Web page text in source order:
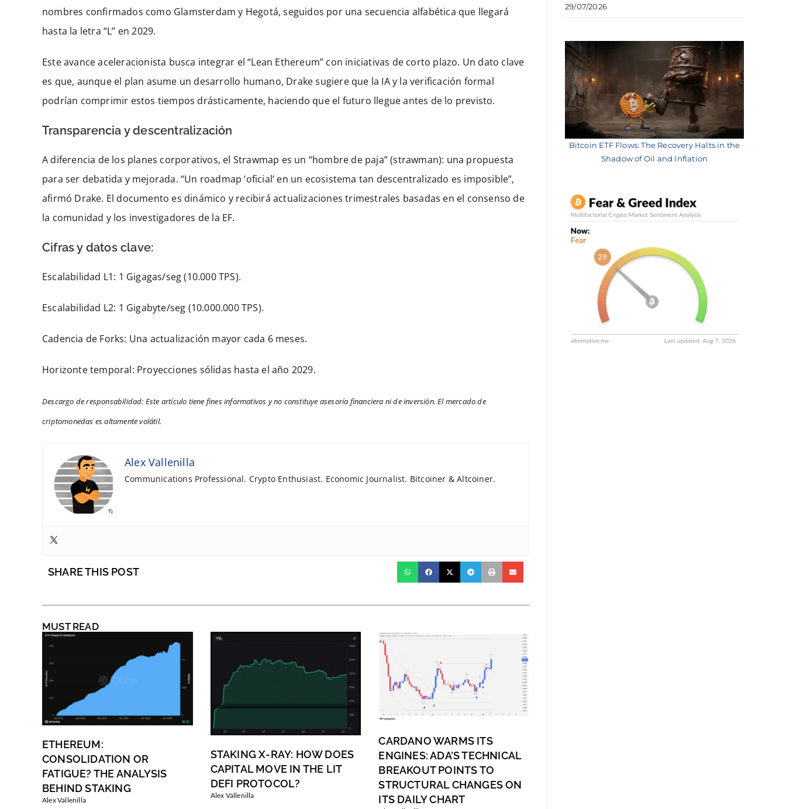
nombres confirmados como Glamsterdam y Hegotá, seguidos por una secuencia alfabética que llegará
hasta la letra “L” en 2029.
Este avance aceleracionista busca integrar el “Lean Ethereum” con iniciativas de corto plazo. Un dato clave
es que, aunque el plan asume un desarrollo humano, Drake sugiere que la IA y la verificación formal
podrían comprimir estos tiempos drásticamente, haciendo que el futuro llegue antes de lo previsto.
Transparencia y descentralización
A diferencia de los planes corporativos, el Strawmap es un “hombre de paja” (strawman): una propuesta
para ser debatida y mejorada. “Un roadmap ‘oficial’ en un ecosistema tan descentralizado es imposible”,
afirmó Drake. El documento es dinámico y recibirá actualizaciones trimestrales basadas en el consenso de
la comunidad y los investigadores de la EF.
Cifras y datos clave:
Escalabilidad L1: 1 Gigagas/seg (10.000 TPS).
Escalabilidad L2: 1 Gigabyte/seg (10.000.000 TPS).
Cadencia de Forks: Una actualización mayor cada 6 meses.
Horizonte temporal: Proyecciones sólidas hasta el año 2029.
Descargo de responsabilidad: Este artículo tiene fines informativos y no constituye asesoría financiera ni de inversión. El mercado de
criptomonedas es altamente volátil.
Alex Vallenilla
Communications Professional. Crypto Enthusiast. Economic Journalist. Bitcoiner & Altcoiner.
SHARE THIS POST
MUST READ
ETHEREUM:
CONSOLIDATION OR
FATIGUE? THE ANALYSIS
BEHIND STAKING
Alex Vallenilla
STAKING X-RAY: HOW DOES
CAPITAL MOVE IN THE LIT
DEFI PROTOCOL?
Alex Vallenilla
CARDANO WARMS ITS
ENGINES: ADA’S TECHNICAL
BREAKOUT POINTS TO
STRUCTURAL CHANGES ON
ITS DAILY CHART
29/07/2026
Bitcoin ETF Flows: The Recovery Halts in the
Shadow of Oil and Inflation